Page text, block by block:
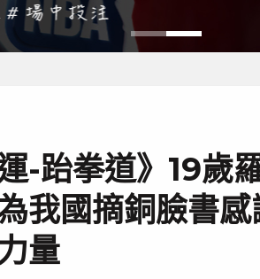
-跆拳道》19歲
我國摘銅臉書感
量